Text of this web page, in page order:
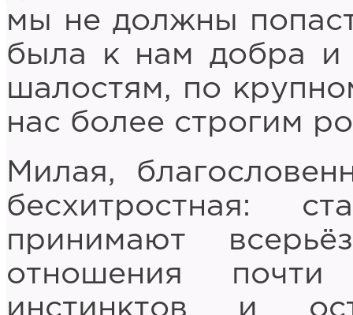
мы не должны
была к нам добра и
шалостям, по
нас более строгим
Милая,
бесхитростная:
принимают
отношения
инстинктов и